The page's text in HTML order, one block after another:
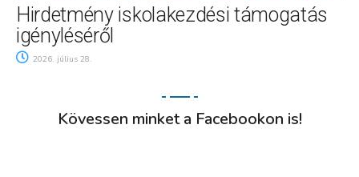
Hirdetmény iskolakezdési támogatás
igényléséről
2026. július 28.
Kövessen minket a Facebookon is!